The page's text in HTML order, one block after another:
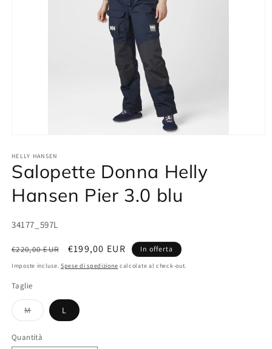
multimediali
1
in
modale
HELLY HANSEN
Salopette Donna Helly
Hansen Pier 3.0 blu
SKU:
34177_597L
Prezzo
di
€220,00 EUR
Prezzo
scontato
€199,00 EUR In offerta
Imposte incluse. Spese di spedizione calcolate al check-out.
Taglie
MVariante
esaurita
non
disponibile
L
Quantità